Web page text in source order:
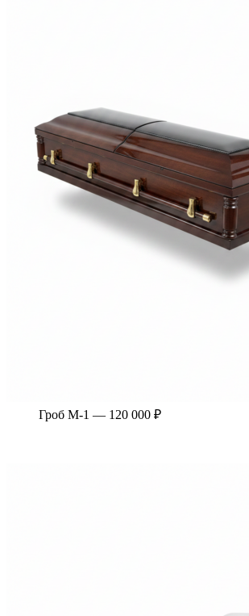
Гроб М-1 — 120 000 ₽